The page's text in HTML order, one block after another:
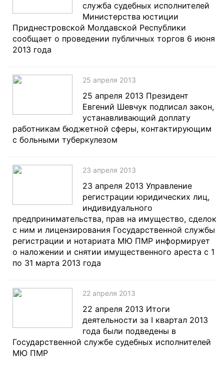
служба судебных исполнителей
Министерства юстиции
Приднестровской Молдавской Республики
сообщает о проведении публичных торгов 6 июня
2013 года
25 апреля 2013
25 апреля 2013 Президент
Евгений Шевчук подписал закон,
устанавливающий доплату
работникам бюджетной сферы, контактирующим
с больными туберкулезом
23 апреля 2013
23 апреля 2013 Управление
регистрации юридических лиц,
индивидуального
предпринимательства, прав на имущество, сделок
с ним и лицензирования Государственной службы
регистрации и нотариата МЮ ПМР информирует
о наложении и снятии имущественного ареста c 1
по 31 марта 2013 года
22 апреля 2013
22 апреля 2013 Итоги
деятельности за I квартал 2013
года были подведены в
Государственной службе судебных исполнителей
МЮ ПМР